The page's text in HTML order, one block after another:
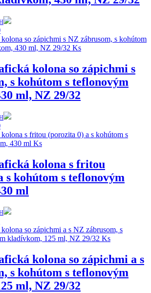
kolona so zápichmi s
s kohútom s teflonovým
ml, NZ 29/32
kolona s fritou
s kohútom s teflonovým
ml
kolona so zápichmi a s
s kohútom s teflonovým
ml, NZ 29/32